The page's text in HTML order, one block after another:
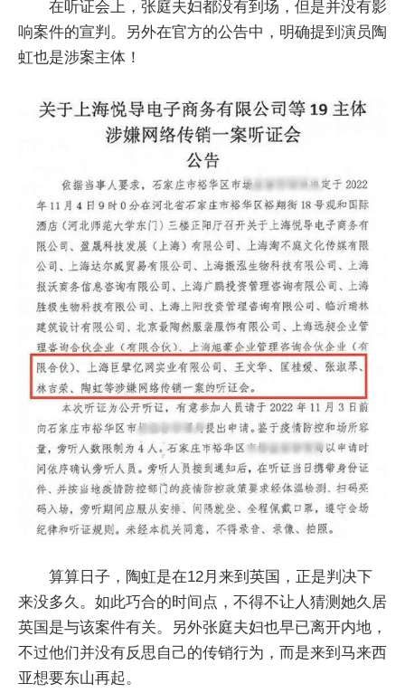
在听证会上，张庭夫妇都没有到场，但是并没有影
响案件的宣判。另外在官方的公告中，明确提到演员陶
虹也是涉案主体！
算算日子，陶虹是在12月来到英国，正是判决下
来没多久。如此巧合的时间点，不得不让人猜测她久居
英国是与该案件有关。另外张庭夫妇也早已离开内地，
不过他们并没有反思自己的传销行为，而是来到马来西
亚想要东山再起。